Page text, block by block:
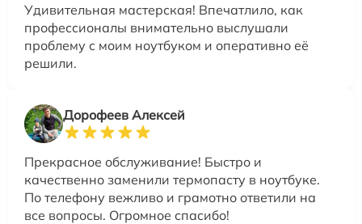
Удивительная мастерская! Впечатлило, как
профессионалы внимательно выслушали
проблему с моим ноутбуком и оперативно её
решили.
Дорофеев Алексей
Прекрасное обслуживание! Быстро и
качественно заменили термопасту в ноутбуке.
По телефону вежливо и грамотно ответили на
все вопросы. Огромное спасибо!